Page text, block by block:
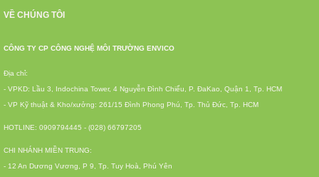
VỀ CHÚNG TÔI
CÔNG TY CP CÔNG NGHỆ MÔI TRƯỜNG ENVICO
Địa chỉ:
- VPKD: Lầu 3, Indochina Tower, 4 Nguyễn Đình Chiểu, P. ĐaKao, Quận 1, Tp. HCM
- VP Kỹ thuật & Kho/xưởng: 261/15 Đình Phong Phú, Tp. Thủ Đức, Tp. HCM
HOTLINE: 0909794445 - (028) 66797205
CHI NHÁNH MIỀN TRUNG:
- 12 An Dương Vương, P 9, Tp. Tuy Hoà, Phú Yên